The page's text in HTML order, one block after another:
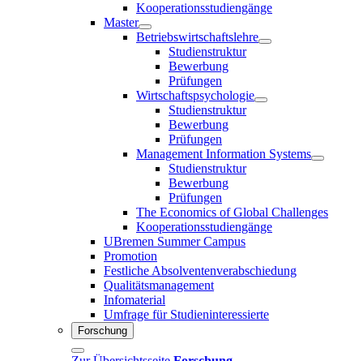
Kooperationsstudiengänge
Master
Betriebswirtschaftslehre
Studienstruktur
Bewerbung
Prüfungen
Wirtschaftspsychologie
Studienstruktur
Bewerbung
Prüfungen
Management Information Systems
Studienstruktur
Bewerbung
Prüfungen
The Economics of Global Challenges
Kooperationsstudiengänge
UBremen Summer Campus
Promotion
Festliche Absolventenverabschiedung
Qualitätsmanagement
Infomaterial
Umfrage für Studieninteressierte
Forschung